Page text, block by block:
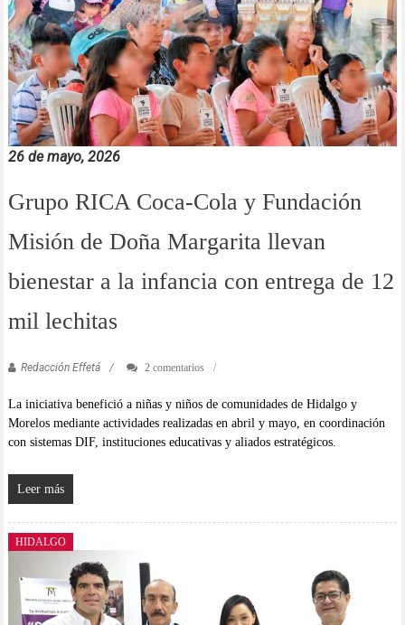
26 de mayo, 2026
Grupo RICA Coca-Cola y Fundación
Misión de Doña Margarita llevan
bienestar a la infancia con entrega de 12
mil lechitas
Redacción Effetá 2 comentarios
La iniciativa benefició a niñas y niños de comunidades de Hidalgo y
Morelos mediante actividades realizadas en abril y mayo, en coordinación
con sistemas DIF, instituciones educativas y aliados estratégicos.
Leer más
HIDALGO